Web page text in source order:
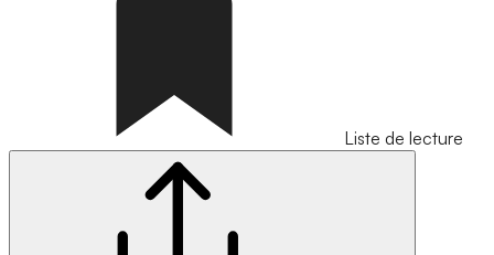
Liste de lecture